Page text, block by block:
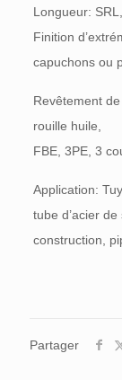
Longueur:
Finition
capuchons ou
Revêtement
rouille huile,
FBE, 3PE, 3
Application:
tube d’acier
construction,
Partager